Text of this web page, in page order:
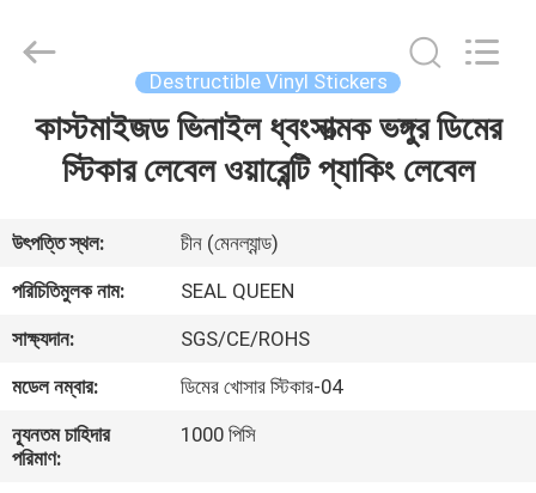
বাড়ি
আমাদের
সম্পর্কে
কারখানা
ভ্রমণ
Material
Reserved.
Destructible Vinyl Stickers
কাস্টমাইজড ভিনাইল ধ্বংসাত্মক ভঙ্গুর ডিমের
স্টিকার লেবেল ওয়ারেন্টি প্যাকিং লেবেল
উৎপত্তি স্থল:
চীন (মেনল্যান্ড)
পরিচিতিমুলক নাম:
SEAL QUEEN
সাক্ষ্যদান:
SGS/CE/ROHS
মডেল নম্বার:
ডিমের খোসার স্টিকার-04
ন্যূনতম চাহিদার
পরিমাণ:
1000 পিসি